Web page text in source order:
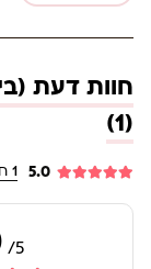
חוות דעת
(1)
5.0
1
5/